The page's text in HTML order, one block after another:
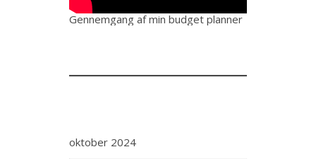
Gennemgang af min budget planner
oktober 2024